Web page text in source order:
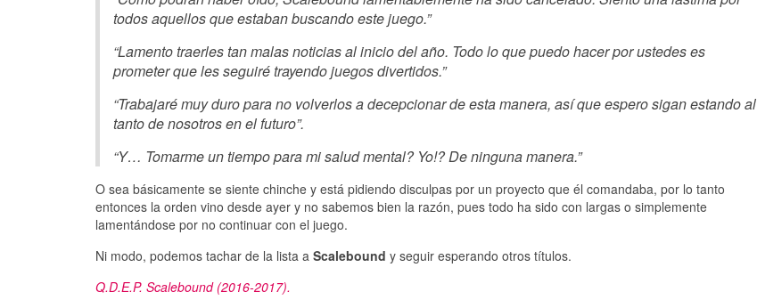
todos aquellos que estaban buscando este juego.”
“Lamento traerles tan malas noticias al inicio del año. Todo lo que puedo hacer por ustedes es
prometer que les seguiré trayendo juegos divertidos.”
“Trabajaré muy duro para no volverlos a decepcionar de esta manera, así que espero sigan estando al
tanto de nosotros en el futuro”.
“Y… Tomarme un tiempo para mi salud mental? Yo!? De ninguna manera.”
O sea básicamente se siente chinche y está pidiendo disculpas por un proyecto que él comandaba, por lo tanto
entonces la orden vino desde ayer y no sabemos bien la razón, pues todo ha sido con largas o simplemente
lamentándose por no continuar con el juego.
Ni modo, podemos tachar de la lista a Scalebound y seguir esperando otros títulos.
Q.D.E.P. Scalebound (2016-2017).